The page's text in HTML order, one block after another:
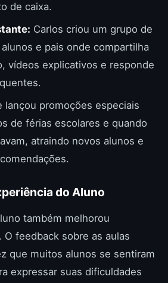
de caixa.
Carlos criou um grupo de
e pais onde compartilha
vídeos explicativos e responde
lançou promoções especiais
de férias escolares e quando
atraindo novos alunos e
do Aluno
também melhorou
feedback sobre as aulas
que muitos alunos se sentiram
expressar suas dificuldades